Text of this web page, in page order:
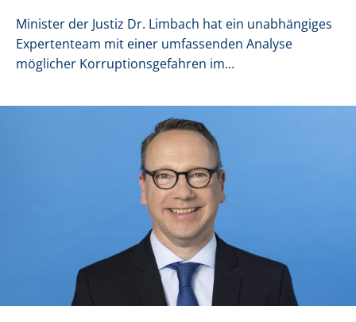
Minister der Justiz Dr. Limbach hat ein unabhängiges
Expertenteam mit einer umfassenden Analyse
möglicher Korruptionsgefahren im...